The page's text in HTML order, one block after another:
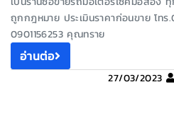
ถูกกฎหมาย ประเมินราคาก่อนขาย โทร
0901156253 คุณทราย
อ่านต่อ
27/03/2023